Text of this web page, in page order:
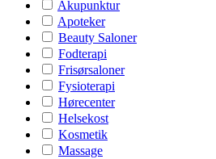
Akupunktur
Apoteker
Beauty Saloner
Fodterapi
Frisørsaloner
Fysioterapi
Hørecenter
Helsekost
Kosmetik
Massage